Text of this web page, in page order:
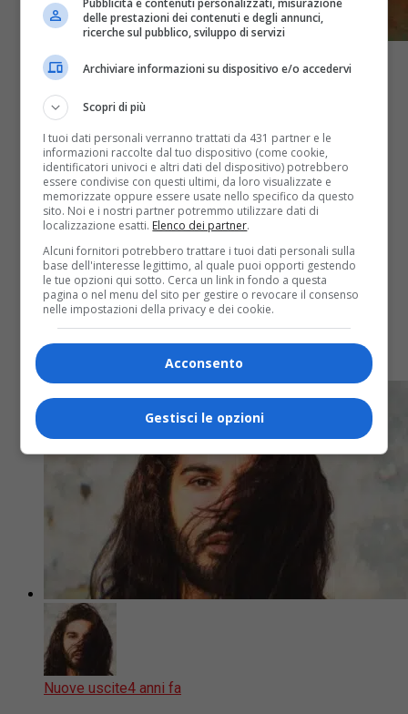
Classifiche 4 anni fa
TOP 20 OA PLUS ITALIAN CHART (WEEK
27/DICEMBRE 2022): classe sul podio
con Carmine Tundo, Miglio, Clavdio e
Malika Ayane
Italian Chart del 31 dicembre: c'è la vera classe sul
Clavdio & Malika Ayane
Nuove uscite4 anni fa
delle prestazioni dei contenuti e degli annunci,
ricerche sul pubblico, sviluppo di servizi
Archiviare informazioni su dispositivo e/o accedervi
Scopri di più
I tuoi dati personali verranno trattati da 431 partner e le
informazioni raccolte dal tuo dispositivo (come cookie,
identificatori univoci e altri dati del dispositivo) potrebbero
essere condivise con questi ultimi, da loro visualizzate e
memorizzate oppure essere usate nello specifico da questo
sito. Noi e i nostri partner potremmo utilizzare dati di
localizzazione esatti. Elenco dei partner.
Alcuni fornitori potrebbero trattare i tuoi dati personali sulla
base dell'interesse legittimo, al quale puoi opporti gestendo
le tue opzioni qui sotto. Cerca un link in fondo a questa
pagina o nel menu del sito per gestire o revocare il consenso
nelle impostazioni della privacy e dei cookie.
Acconsento
Gestisci le opzioni